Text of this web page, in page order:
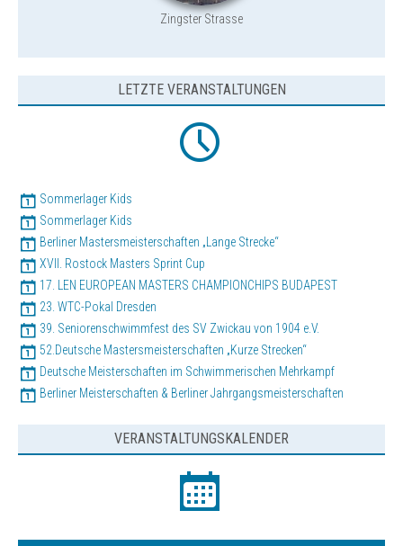
Zingster Strasse
LETZTE VERANSTALTUNGEN
Sommerlager Kids
Sommerlager Kids
Berliner Mastersmeisterschaften „Lange Strecke“
XVII. Rostock Masters Sprint Cup
17. LEN EUROPEAN MASTERS CHAMPIONCHIPS BUDAPEST
23. WTC-Pokal Dresden
39. Seniorenschwimmfest des SV Zwickau von 1904 e.V.
52.Deutsche Mastersmeisterschaften „Kurze Strecken“
Deutsche Meisterschaften im Schwimmerischen Mehrkampf
Berliner Meisterschaften & Berliner Jahrgangsmeisterschaften
VERANSTALTUNGSKALENDER